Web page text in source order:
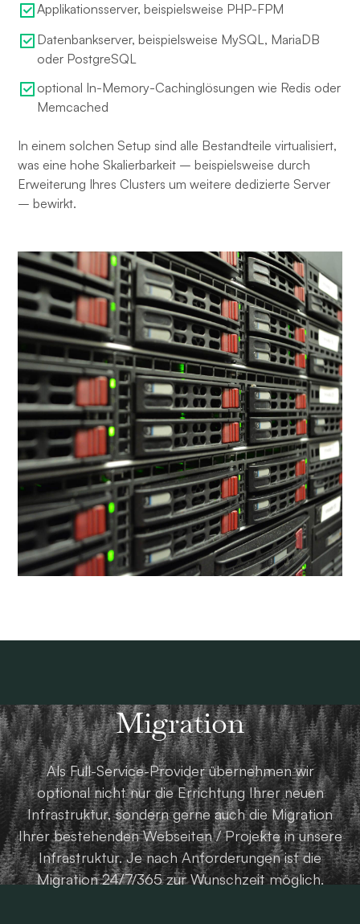
Applikationsserver, beispielsweise PHP-FPM
Datenbankserver, beispielsweise MySQL, MariaDB
oder PostgreSQL
optional In-Memory-Cachinglösungen wie Redis oder
Memcached
In einem solchen Setup sind alle Bestandteile virtualisiert,
was eine hohe Skalierbarkeit – beispielsweise durch
Erweiterung Ihres Clusters um weitere dedizierte Server
– bewirkt.
Migration
Als Full-Service-Provider übernehmen wir
optional nicht nur die Errichtung Ihrer neuen
Infrastruktur, sondern gerne auch die Migration
Ihrer bestehenden Webseiten / Projekte in unsere
Infrastruktur. Je nach Anforderungen ist die
Migration 24/7/365 zur Wunschzeit möglich.